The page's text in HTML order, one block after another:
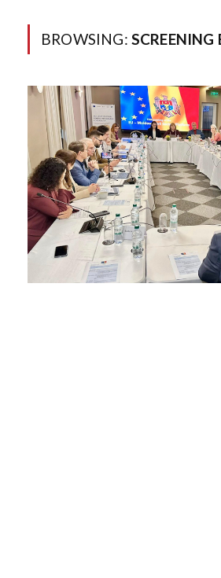
BROWSING: SCREENING